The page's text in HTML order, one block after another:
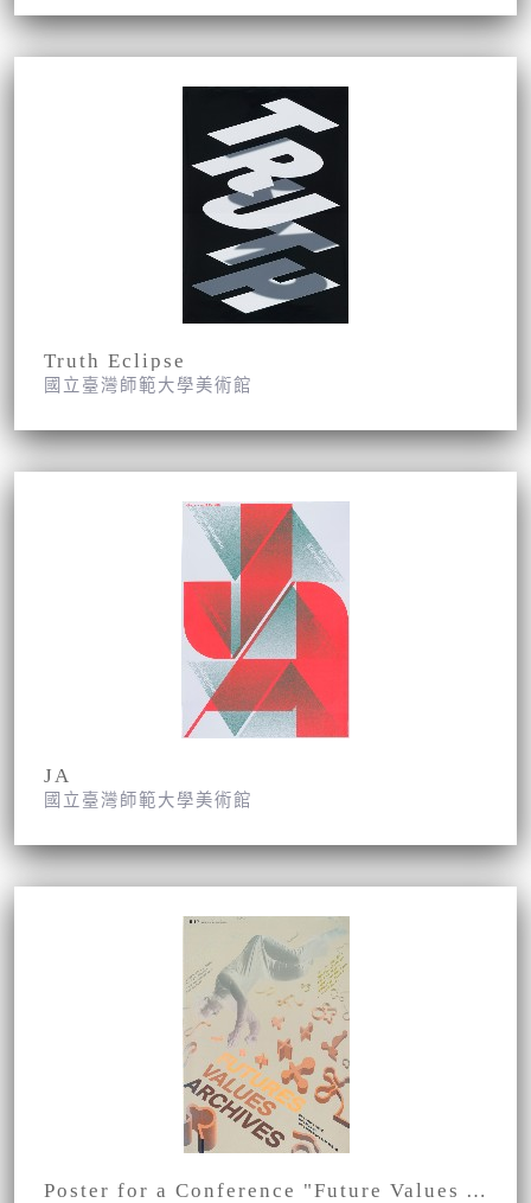
Truth Eclipse
國立臺灣師範大學美術館
JA
國立臺灣師範大學美術館
Poster for a Conference "Future Values Archives" at the HGK FHNW